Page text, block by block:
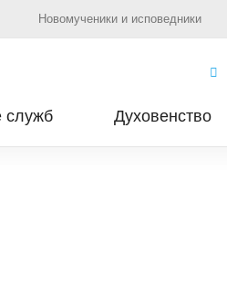
Новомученики и исповедники
служб Духовенство